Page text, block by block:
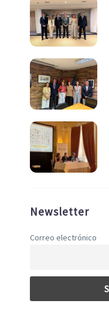
Newsletter
Correo electrónico